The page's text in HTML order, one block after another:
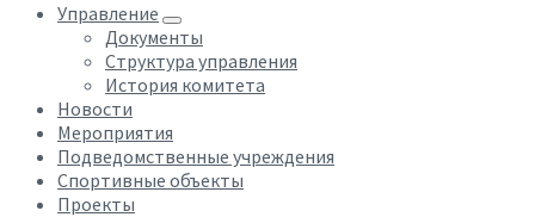
Управление
Документы
Структура управления
История комитета
Новости
Мероприятия
Подведомственные учреждения
Спортивные объекты
Проекты